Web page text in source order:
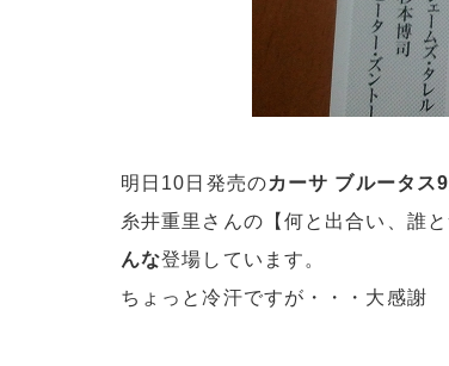
明日10日発売のカーサ ブルータス
糸井重里さんの【何と出合い、誰
んな登場しています。
ちょっと冷汗ですが・・・大感謝